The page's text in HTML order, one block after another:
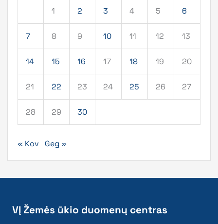
1 2 3 4 5 6
7 8 9 10 11 12 13
14 15 16 17 18 19 20
21 22 23 24 25 26 27
28 29 30
« Kov Geg »
VĮ Žemės ūkio duomenų centras